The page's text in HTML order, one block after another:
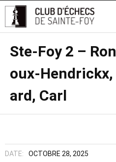
Ste-Foy 2 –
oux-
ard, Carl
DATE:
OCTOBRE 28, 2025